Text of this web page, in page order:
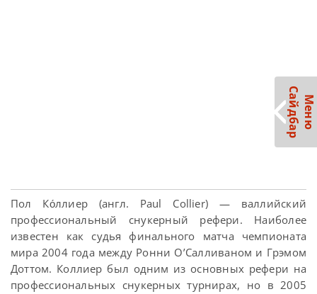
Пол Ко́ллиер (англ. Paul Collier) — валлийский
профессиональный снукерный рефери. Наиболее
известен как судья финального матча чемпионата
мира 2004 года между Ронни О’Салливаном и Грэмом
Доттом. Коллиер был одним из основных рефери на
профессиональных снукерных турнирах, но в 2005
М
е
н
ю
Са
й
д
б
а
р